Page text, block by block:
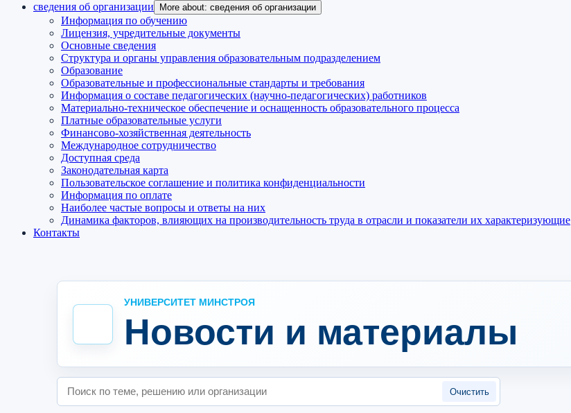
сведения об организации
More about: сведения об организации
Информация по обучению
Лицензия, учредительные документы
Основные сведения
Структура и органы управления образовательным подразделением
Образование
Образовательные и профессиональные стандарты и требования
Информация о составе педагогических (научно-педагогических) работников
Материально-техническое обеспечение и оснащенность образовательного процесса
Платные образовательные услуги
Финансово-хозяйственная деятельность
Международное сотрудничество
Доступная среда
Законодательная карта
Пользовательское соглашение и политика конфиденциальности
Информация по оплате
Наиболее частые вопросы и ответы на них
Динамика факторов, влияющих на производительность труда в отрасли и показатели их характеризующие
Контакты
УНИВЕРСИТЕТ МИНСТРОЯ
Новости и материалы
Поиск
Очистить